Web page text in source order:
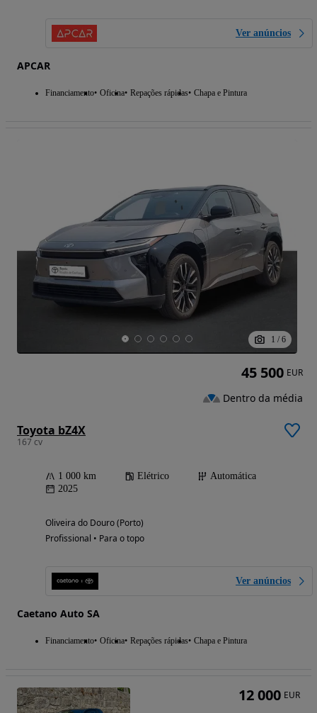
Ver anúncios
APCAR
Financiamento Oficina Repações rápidas Chapa e Pintura
1 / 6
Toyota bZ4X
167 cv
1 000 km Elétrico
Automática
2025
Oliveira do Douro (Porto)
Profissional • Para o topo
Ver anúncios
Caetano Auto SA
Financiamento Oficina Repações rápidas Chapa e Pintura
45 500 EUR
Dentro da média
12 000 EUR